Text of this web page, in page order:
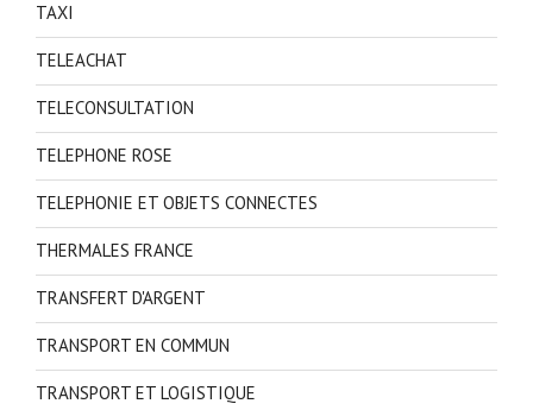
TAXI
TELEACHAT
TELECONSULTATION
TELEPHONE ROSE
TELEPHONIE ET OBJETS CONNECTES
THERMALES FRANCE
TRANSFERT D'ARGENT
TRANSPORT EN COMMUN
TRANSPORT ET LOGISTIQUE